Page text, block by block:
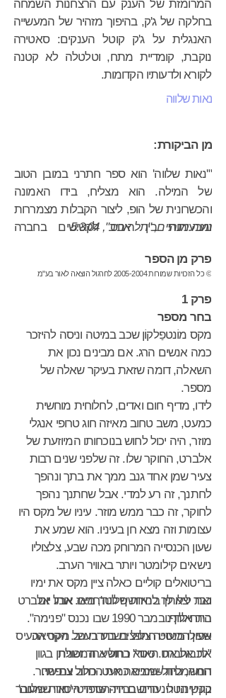
המרומזת של הענק עם הרצחנות השמחה
בחלקה של ג'ק, בהיפוך מזהיר של המעשייה
האנגלית על ג'ק קוטל הענקים: סאטירה
נוקבת, קומדיית מתח, וטלטלה לא קטנה
לקורא ולדעותיו הקדומות.
נאות שלווה
מן הביקורת:
"'נאות שלווה' הוא ספר חתרני במובן הטוב
של המילה. הוא מצליח, בידו האמונה
והכשרונית של הופ, ליצור הקבלות מצמררות
ומבעיתות בין היחס לקשישים בחברה
נועה מנהיים, "תל אביב", 5.3.04
פרק מן הספר
© כל הזכויות שמורות 2005-2004 לחרגול הוצאה לאור בע"מ
פרק 1
בחר מספר
מקס מוֹנטפַלקוֹן שכב במיטה וניסה להיזכר
כמה אנשים הרג. אם מבינים נכון את
השאלה, דומה שזאת בעיקר שאלה של
מספר.
לידו, מדיף חום ואדים, לחלוחית מוחשית
כמעט, משב טחוב מאיזה חוג טרופי אנגלי
מוזר, היה יכול לחוש בנוכחותו המיוזעת של
אלברט, החוקר שלו. זה שלפני שנים רבות
צעיר שמן אחד גנב ממך את בתך ונהפך
לחתנך, זה רע למדי. אבל שחתנך נהפך
לחוקר, זה כבר ממש מוזר. עיניו של מקס היו
עצומות וזה מצא חן בעיניו. הוא שמע את
שעון הכנסייה המרוחק מכה שבע, צלצוליו
נישאים קילומטר ויותר באוויר הערב.
בריטואלים קוליים כאלה ציין מקס את ימיו
ואת לילותיו ב'נאות שלווה', מאז אותו יום
בתחילת נובמבר 1990 שבו נכנס "פנימה".
שעון הכנסייה צלול בשבע בערב. הקריאה
"לכבות את האור" בתשע. המכונית
החשמלית שמביאה את החלב עם שחר.
בקיץ היו הנערים בבית-הספר היסודי שמעבר
כבר יצא לך להיחשף לטרחנים. אבל אלברט
היה אלוף.
אפילו מיעוט החפצים בחדרו של מקס הכעיס
את אלברט. כיסא כחול אחד ושולחן בגוון
דומה, כחול-שמים כמעט. כחול צרפתי.
קונטיננטלי. הרושם היה שרהיטי 'נאות שלווה'